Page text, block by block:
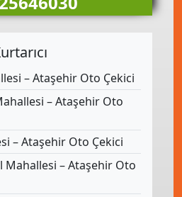
– Ataşehir Oto Çekici
– Ataşehir Oto
– Ataşehir Oto Çekici
Mahallesi – Ataşehir Oto